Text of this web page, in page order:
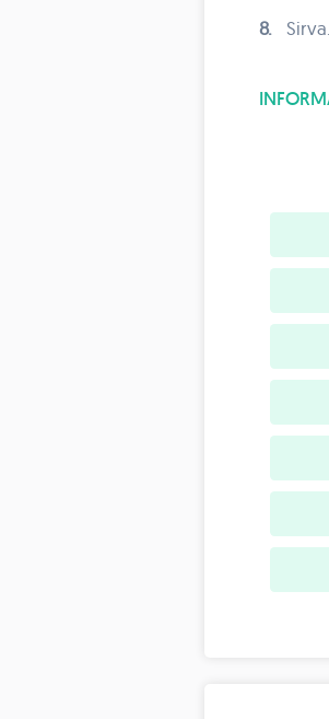
8.
Sirva.